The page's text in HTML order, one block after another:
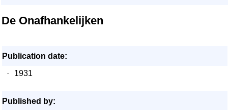
De Onafhankelijken
Publication date:
·
1931
Published by: